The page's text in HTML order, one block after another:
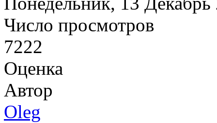
Число просмотров
7222
Оценка
Автор
Oleg